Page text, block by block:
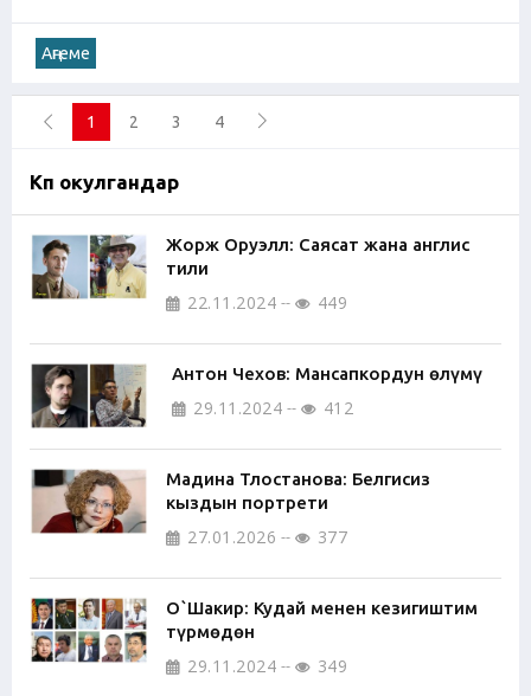
Аңгеме
1 2 3 4
Көп окулгандар
Жорж Оруэлл: Саясат жана англис
тили
22.11.2024 449
Антон Чехов: Мансапкордун өлүмү
29.11.2024 412
Мадина Тлостанова: Белгисиз
кыздын портрети
27.01.2026 377
О`Шакир: Кудай менен кезигиштим
түрмөдөн
29.11.2024 349